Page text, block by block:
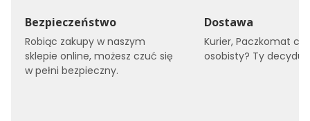
Bezpieczeństwo
Robiąc zakupy w naszym
sklepie online, możesz czuć się
w pełni bezpieczny.
Dostawa
Kurier, Paczkomat
osobisty? Ty